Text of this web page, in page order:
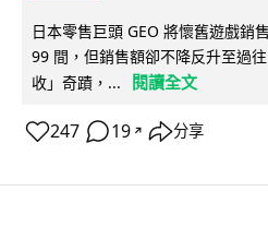
日本零售巨頭 GEO 將懷舊遊戲銷
99 間，但銷售額卻不降反升至過
收」奇蹟，...
閱讀全文
247 19 ↗ 分享